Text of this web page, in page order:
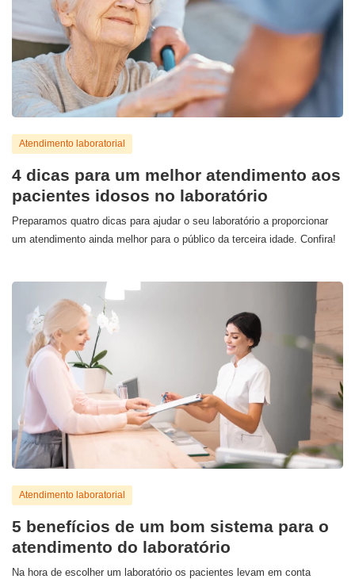
Atendimento laboratorial
4 dicas para um melhor atendimento aos
pacientes idosos no laboratório
Preparamos quatro dicas para ajudar o seu laboratório a proporcionar
um atendimento ainda melhor para o público da terceira idade. Confira!
Atendimento laboratorial
5 benefícios de um bom sistema para o
atendimento do laboratório
Na hora de escolher um laboratório os pacientes levam em conta